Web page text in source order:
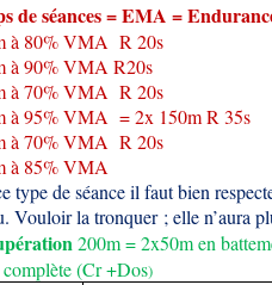
de séances = EMA =
à 80% VMA R 20s
à 90% VMA R20s
à 70% VMA R 20s
à 95% VMA = 2x 150m R 35s
à 70% VMA R 20s
à 85% VMA
type de séance il faut bien
Vouloir la tronquer ; elle n’aura
200m = 2x50m en
complète (Cr +Dos)